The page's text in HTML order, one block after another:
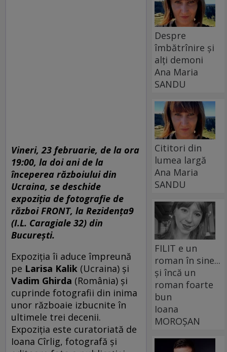
Vineri, 23 februarie, de la ora
19:00, la doi ani de la
începerea războiului din
Ucraina, se deschide
expoziția de fotografie de
război FRONT, la Rezidența9
(I.L. Caragiale 32) din
București.
Expoziția îi aduce împreună
pe Larisa Kalik (Ucraina) și
Vadim Ghirda (România) și
cuprinde fotografii din inima
unor războaie izbucnite în
ultimele trei decenii.
Expoziția este curatoriată de
Ioana Cîrlig, fotografă și
Despre
îmbătrînire și
alți demoni
Ana Maria
SANDU
Cititori din
lumea largă
Ana Maria
SANDU
FILIT e un
roman în sine...
și încă un
roman foarte
bun
Ioana
MOROȘAN